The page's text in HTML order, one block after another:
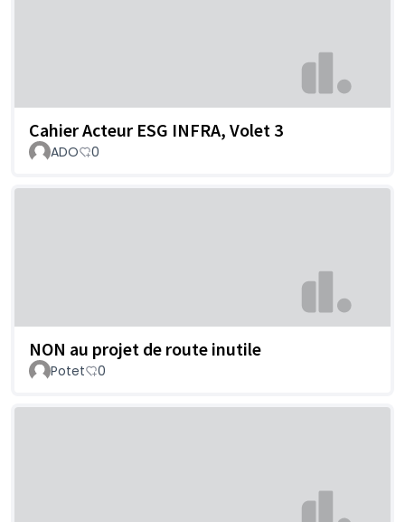
Cahier Acteur ESG INFRA, Volet 3
ADO 0
NON au projet de route inutile
Potet 0